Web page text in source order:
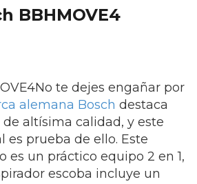
BBHMOVE4
No te dejes engañar por
alemana Bosch destaca
altísima calidad, y este
es prueba de ello. Este
es un práctico equipo 2 en 1,
escoba incluye un